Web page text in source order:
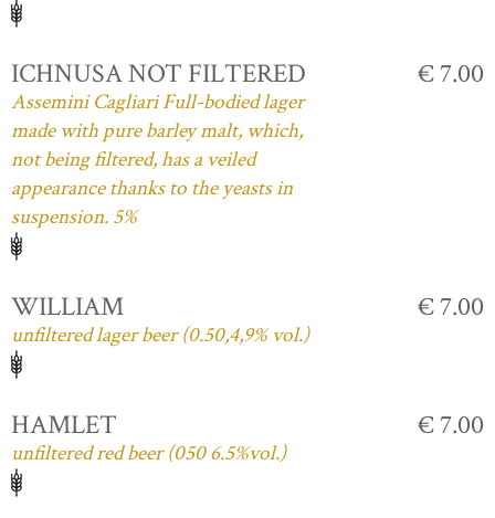
ICHNUSA NOT FILTERED
Assemini Cagliari Full-bodied lager
made with pure barley malt, which,
not being filtered, has a veiled
appearance thanks to the yeasts in
suspension. 5%
€ 7.00
WILLIAM
unfiltered lager beer (0.50,4,9% vol.)
€ 7.00
HAMLET
unfiltered red beer (050 6.5%vol.)
€ 7.00